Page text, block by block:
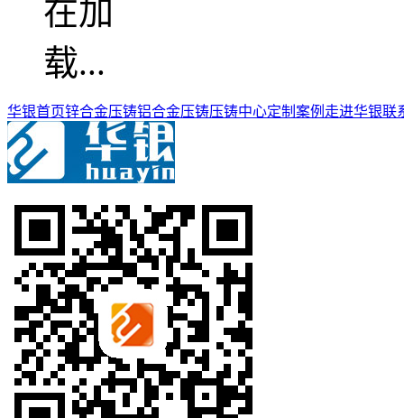
华银首页锌合金压铸铝合金压铸压铸中心定制案例 走进华银联